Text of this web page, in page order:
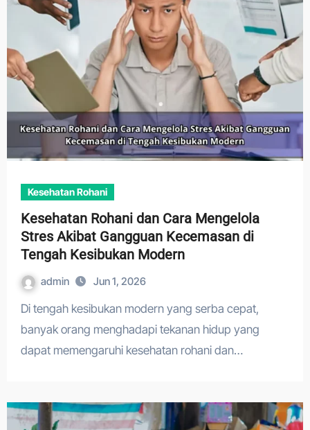
Kesehatan Rohani
Kesehatan Rohani dan Cara Mengelola
Stres Akibat Gangguan Kecemasan di
Tengah Kesibukan Modern
admin Jun 1, 2026
Di tengah kesibukan modern yang serba cepat,
banyak orang menghadapi tekanan hidup yang
dapat memengaruhi kesehatan rohani dan…